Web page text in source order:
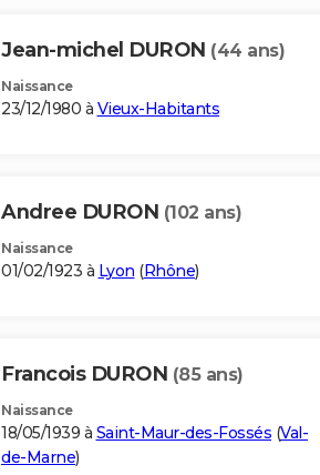
Jean-michel DURON (44 ans)
Naissance
23/12/1980 à Vieux-Habitants
Andree DURON (102 ans)
Naissance
01/02/1923 à Lyon (Rhône)
Francois DURON (85 ans)
Naissance
18/05/1939 à Saint-Maur-des-Fossés (Val-
de-Marne)